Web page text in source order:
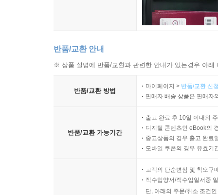
반품/교환 안내
※ 상품 설명에 반품/교환과 관련한 안내가 있는경우 아
반품/교환 방법
마이페이지 > 반품/교환 신
판매자 배송 상품은 판매자
반품/교환 가능기간
출고 완료 후 10일 이내의
디지털 콘텐츠인 eBook의
중고상품의 경우 출고 완료
모바일 쿠폰의 경우 유효기
고객의 단순변심 및 착오구
직수입양서/직수입일서중
단, 아래의 주문/취소 조건